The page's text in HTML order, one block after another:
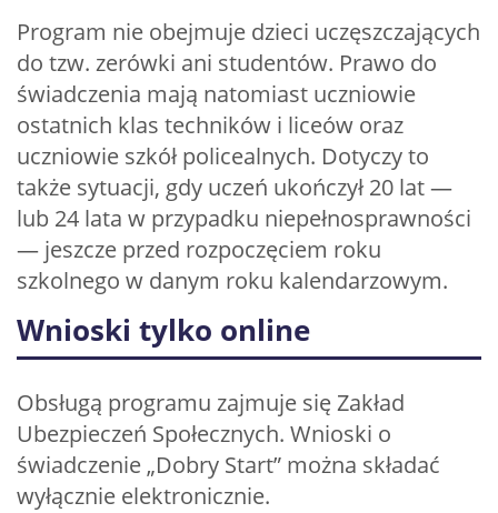
Program nie obejmuje dzieci uczęszczających
do tzw. zerówki ani studentów. Prawo do
świadczenia mają natomiast uczniowie
ostatnich klas techników i liceów oraz
uczniowie szkół policealnych. Dotyczy to
także sytuacji, gdy uczeń ukończył 20 lat —
lub 24 lata w przypadku niepełnosprawności
— jeszcze przed rozpoczęciem roku
szkolnego w danym roku kalendarzowym.
Wnioski tylko online
Obsługą programu zajmuje się Zakład
Ubezpieczeń Społecznych. Wnioski o
świadczenie „Dobry Start” można składać
wyłącznie elektronicznie.